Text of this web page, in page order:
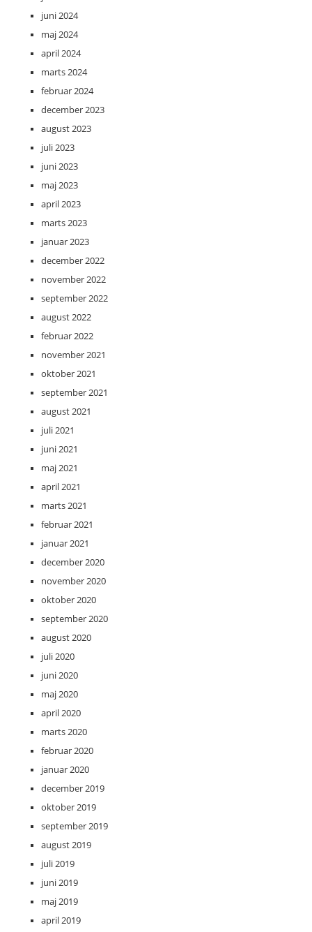
juni 2024
maj 2024
april 2024
marts 2024
februar 2024
december 2023
august 2023
juli 2023
juni 2023
maj 2023
april 2023
marts 2023
januar 2023
december 2022
november 2022
september 2022
august 2022
februar 2022
november 2021
oktober 2021
september 2021
august 2021
juli 2021
juni 2021
maj 2021
april 2021
marts 2021
februar 2021
januar 2021
december 2020
november 2020
oktober 2020
september 2020
august 2020
juli 2020
juni 2020
maj 2020
april 2020
marts 2020
februar 2020
januar 2020
december 2019
oktober 2019
september 2019
august 2019
juli 2019
juni 2019
maj 2019
april 2019